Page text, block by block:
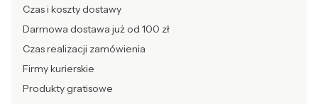
Czas i koszty dostawy
Darmowa dostawa już od 100 zł
Czas realizacji zamówienia
Firmy kurierskie
Produkty gratisowe